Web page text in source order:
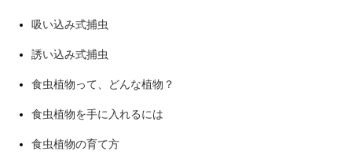
吸い込み式捕虫
誘い込み式捕虫
食虫植物って、どんな植物？
食虫植物を手に入れるには
食虫植物の育て方